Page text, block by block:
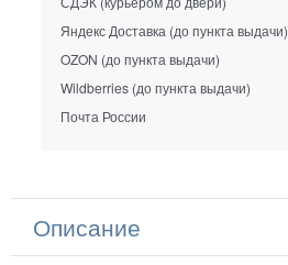
Яндекс Доставка (до пункта выдачи)
OZON (до пункта выдачи)
Wildberries (до пункта выдачи)
Почта России
Описание